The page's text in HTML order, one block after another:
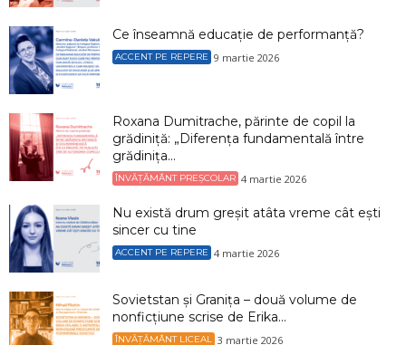
Ce înseamnă educație de performanță?
ACCENT PE REPERE 9 martie 2026
Roxana Dumitrache, părinte de copil la
grădiniță: „Diferența fundamentală între
grădinița...
ÎNVĂȚĂMÂNT PREȘCOLAR 4 martie 2026
Nu există drum greșit atâta vreme cât ești
sincer cu tine
ACCENT PE REPERE 4 martie 2026
Sovietstan și Granița – două volume de
nonficțiune scrise de Erika...
ÎNVĂȚĂMÂNT LICEAL 3 martie 2026